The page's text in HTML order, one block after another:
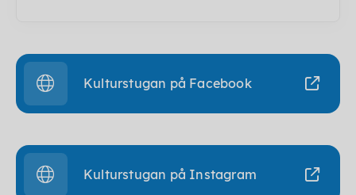
Kulturstugan på Facebook
Kulturstugan på Instagram